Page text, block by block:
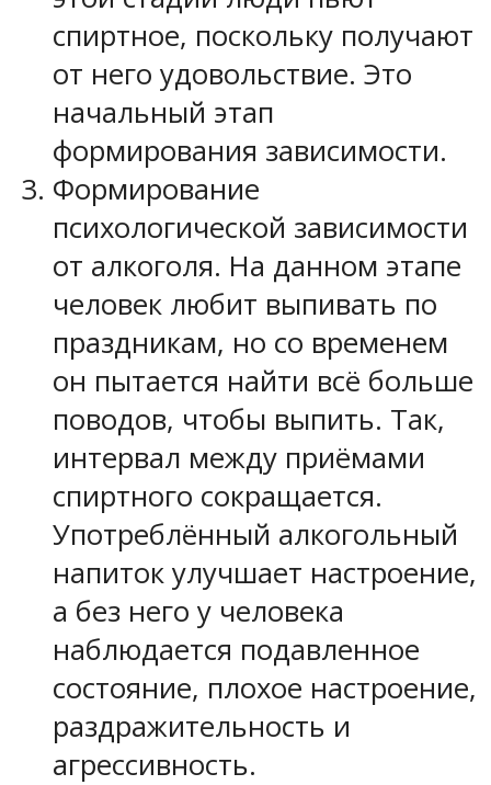
спиртное, поскольку получают
от него удовольствие. Это
начальный этап
формирования зависимости.
Формирование
психологической зависимости
от алкоголя. На данном этапе
человек любит выпивать по
праздникам, но со временем
он пытается найти всё больше
поводов, чтобы выпить. Так,
интервал между приёмами
спиртного сокращается.
Употреблённый алкогольный
напиток улучшает настроение,
а без него у человека
наблюдается подавленное
состояние, плохое настроение,
раздражительность и
агрессивность.